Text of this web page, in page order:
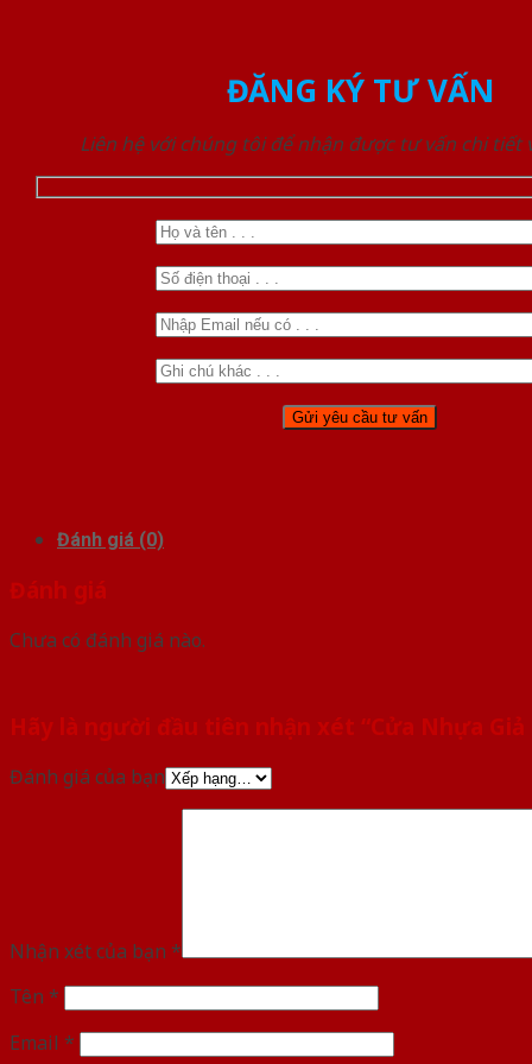
ĐĂNG KÝ TƯ VẤN
Liên hệ với chúng tôi để nhận được tư vấn chi tiết
Đánh giá (0)
Đánh giá
Chưa có đánh giá nào.
Hãy là người đầu tiên nhận xét “Cửa Nhựa Giả
Đánh giá của bạn
Nhận xét của bạn *
Tên *
Email *